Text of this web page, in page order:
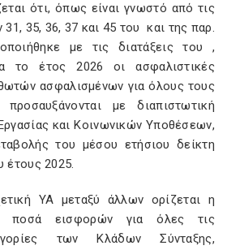
ότι, όπως είναι γνωστό από τις
35, 36, 37 και 45 του και της παρ.
με τις διατάξεις του ,
το έτος 2026 οι ασφαλιστικές
ασφαλισμένων για όλους τους
με διαπιστωτική
και Κοινωνικών Υποθέσεων,
του μέσου ετήσιου δείκτη
έτους 2025.
ΥΑ μεταξύ άλλων ορίζεται η
ποσά εισφορών για όλες τις
των Κλάδων Σύνταξης,